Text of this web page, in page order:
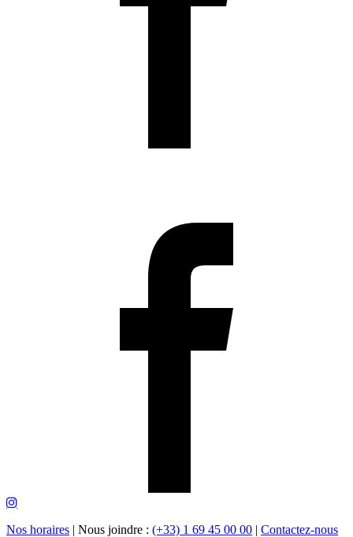
Nos horaires | Nous joindre : (+33) 1 69 45 00 00 | Contactez-nous